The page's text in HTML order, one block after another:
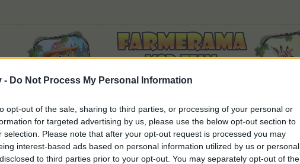
- Do Not Process My Personal Information
opt-out of the sale, sharing to third parties, or processing of your personal or
for targeted advertising by us, please use the below opt-out section to
selection. Please note that after your opt-out request is processed you may
interest-based ads based on personal information utilized by us or personal
to third parties prior to your opt-out. You may separately opt-out of the
Oft büßt das Gute ein wer Besseres sucht.